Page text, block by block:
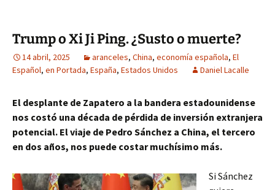
Trump o Xi Ji Ping. ¿Susto o muerte?
14 abril, 2025 aranceles, China, economía española, El
Español, en Portada, España, Estados Unidos Daniel Lacalle
El desplante de Zapatero a la bandera estadounidense
nos costó una década de pérdida de inversión extranjera
potencial. El viaje de Pedro Sánchez a China, el tercero
en dos años, nos puede costar muchísimo más.
Si Sánchez